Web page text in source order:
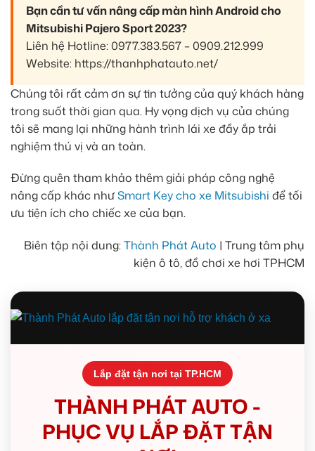
Bạn cần tư vấn nâng cấp màn hình Android cho
Mitsubishi Pajero Sport 2023?
Liên hệ Hotline: 0977.383.567 – 0909.212.999
Website: https://thanhphatauto.net/
Chúng tôi rất cảm ơn sự tin tưởng của quý khách hàng
trong suốt thời gian qua. Hy vọng dịch vụ của chúng
tôi sẽ mang lại những hành trình lái xe đầy ắp trải
nghiệm thú vị và an toàn.
Đừng quên tham khảo thêm giải pháp công nghệ
nâng cấp khác nhưSmart Key cho xe Mitsubishi để tối
ưu tiện ích cho chiếc xe của bạn.
Biên tập nội dung:Thành Phát Auto | Trung tâm phụ
kiện ô tô, đồ chơi xe hơi TPHCM
Lắp đặt tận nơi tại TP.HCM
THÀNH PHÁT AUTO -
PHỤC VỤ LẮP ĐẶT TẬN